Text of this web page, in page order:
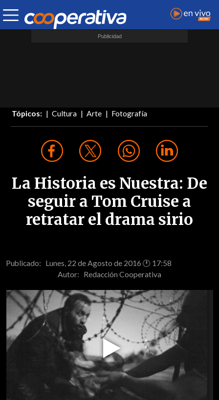
Tópicos: Cultura Arte Fotografía
La Historia es Nuestra: De
seguir a Tom Cruise a
retratar el drama sirio
Publicado: Lunes, 22 de Agosto de 2016 🕐 17:58
Autor: Redacción Cooperativa
Video